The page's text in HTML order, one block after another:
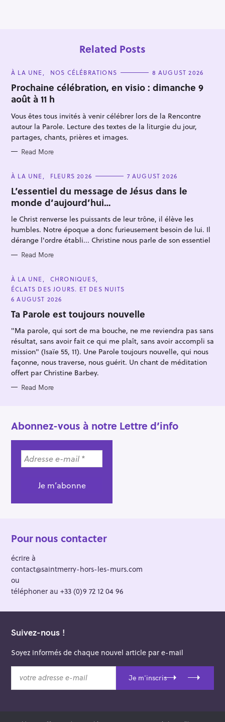
Related Posts
C
T
E
G
O
I
E
S
À LA UNE NOS CÉLÉBRATIONS 8 AUGUST 2026
Prochaine célébration, en visio : dimanche 9
août à 11 h
Vous êtes tous invités à venir célébrer lors de la Rencontre
autour la Parole. Lecture des textes de la liturgie du jour,
partages, chants, prières et images.
Read More
C
T
E
G
O
R
I
E
S
À LA UNE FLEURS 2026 7 AUGUST 2026
L’essentiel du message de Jésus dans le
monde d’aujourd’hui…
le Christ renverse les puissants de leur trône, il élève les
humbles. Notre époque a donc furieusement besoin de lui. Il
dérange l'ordre établi... Christine nous parle de son essentiel
Read More
C
A
T
E
G
O
R
E
À LA UNE
CHRONIQUES
ÉCLATS DES JOURS. ET DES NUITS
6 AUGUST 2026
Ta Parole est toujours nouvelle
"Ma parole, qui sort de ma bouche, ne me reviendra pas sans
résultat, sans avoir fait ce qui me plaît, sans avoir accompli sa
mission" (Isaïe 55, 11). Une Parole toujours nouvelle, qui nous
façonne, nous traverse, nous guérit. Un chant de méditation
offert par Christine Barbey.
Read More
Abonnez-vous à notre Lettre d’info
Pour nous contacter
écrire à
contact@saintmerry-hors-les-murs.com
ou
téléphoner au +33 (0)9 72 12 04 96
Suivez-nous !
Soyez informés de chaque nouvel article par e-mail
t
Je m'inscris